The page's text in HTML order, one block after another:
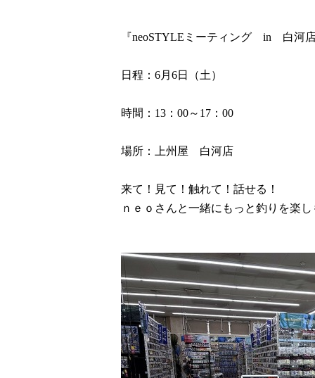
『neoSTYLE ミーティング in 白河
日程： 6月 6日（土）
時間： 13 ： 00～ 17 ： 00
場所：上州屋 白河店
来て！見て！触れて！話せる！
ｎｅｏさんと一緒にもっと釣りを楽